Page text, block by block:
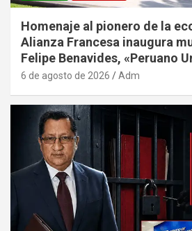
Homenaje al pionero de la
Alianza Francesa inaugura
Felipe Benavides, «Peruano
6 de agosto de 2026 Adm